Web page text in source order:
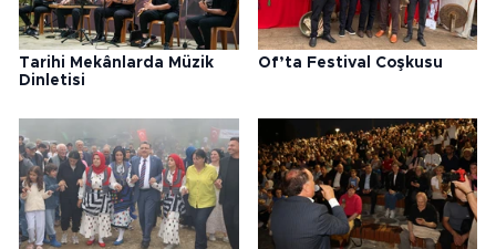
Tarihi Mekânlarda Müzik
Dinletisi
Of’ta Festival Coşkusu